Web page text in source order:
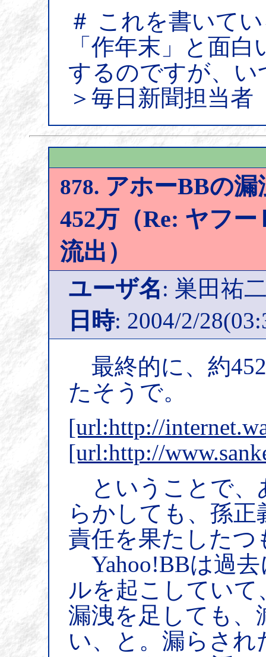
＃ これを書いて
「作年末」と面
するのですが、
＞毎日新聞担当
878. アホーBBの
452万（Re: ヤフ
流出）
ユーザ名: 巣田祐
日時: 2004/2/
最終的に、約
たそうで。
[url:http://
[url:http://
ということで、
らかしても、孫正
責任を果たした
Yahoo!BBは過
ルを起こしていて
漏洩を足しても、
い、と。漏らさ